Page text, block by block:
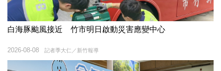
白海豚颱風接近 竹市明日啟動災害應變中心
記者季大仁／新竹報導
2026-08-08